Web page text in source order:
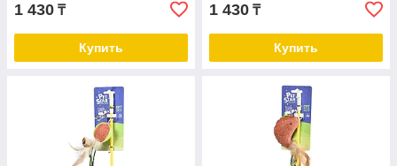
1 430 ₸
Купить
1 430 ₸
Купить